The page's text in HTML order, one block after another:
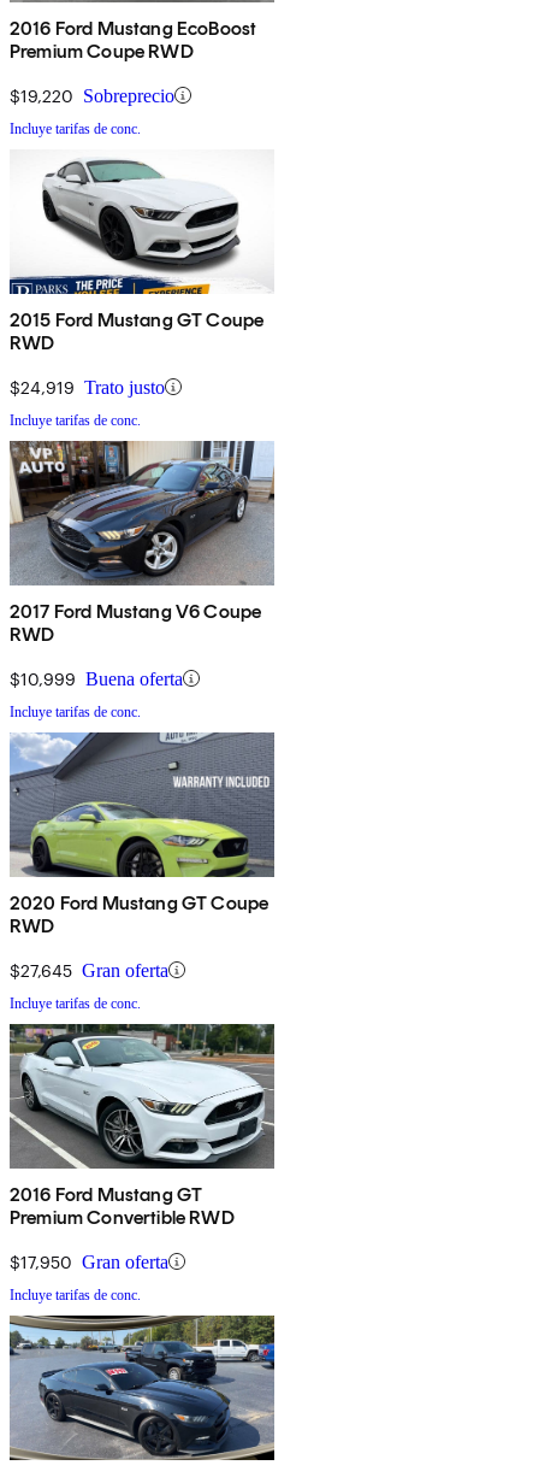
2016 Ford Mustang EcoBoost
Premium Coupe RWD
$19,220 Sobreprecio
Incluye tarifas de conc.
2015 Ford Mustang GT Coupe
RWD
$24,919 Trato justo
Incluye tarifas de conc.
2017 Ford Mustang V6 Coupe
RWD
$10,999 Buena oferta
Incluye tarifas de conc.
2020 Ford Mustang GT Coupe
RWD
$27,645 Gran oferta
Incluye tarifas de conc.
2016 Ford Mustang GT
Premium Convertible RWD
$17,950 Gran oferta
Incluye tarifas de conc.